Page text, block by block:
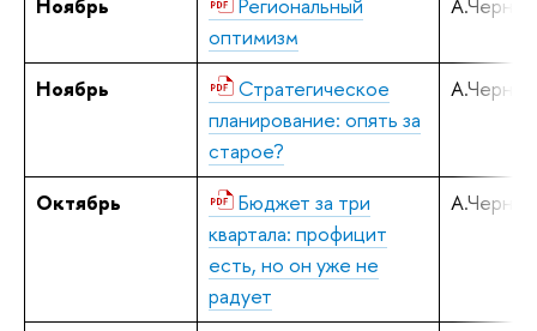
оптимизм
Ноябрь
Стратегическое
планирование: опять за
старое?
Октябрь
Бюджет за три
квартала: профицит
есть, но он уже не
радует